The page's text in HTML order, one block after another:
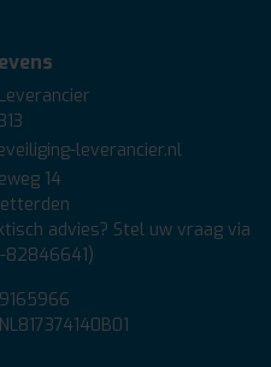
leverancier.nl
14
advies? Stel uw vraag via
82846641)